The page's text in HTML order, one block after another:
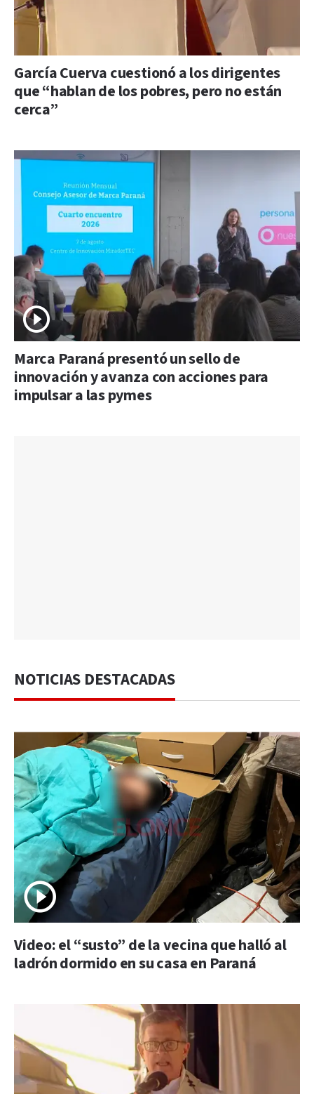
García Cuerva cuestionó a los dirigentes
que “hablan de los pobres, pero no están
cerca”
Marca Paraná presentó un sello de
innovación y avanza con acciones para
impulsar a las pymes
NOTICIAS DESTACADAS
Video: el “susto” de la vecina que halló al
ladrón dormido en su casa en Paraná